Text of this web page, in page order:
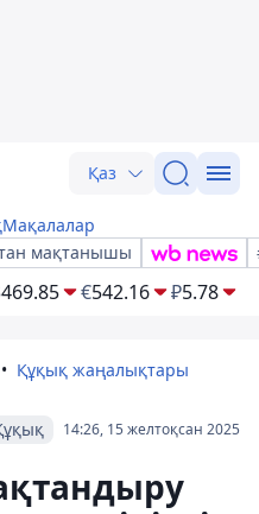
Қаз
Мақалалар
мақтанышы
469.85 €542.16 ₽5.78
Құқық жаңалықтары
14:26, 15 желтоқсан 2025